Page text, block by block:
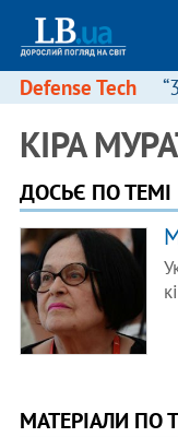
Defense Tech
КІРА
ДОСЬЄ ПО ТЕМІ
МАТЕРІАЛИ ПО